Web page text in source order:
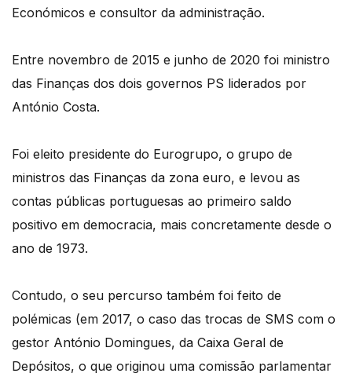
Económicos e consultor da administração.
Entre novembro de 2015 e junho de 2020 foi ministro
das Finanças dos dois governos PS liderados por
António Costa.
Foi eleito presidente do Eurogrupo, o grupo de
ministros das Finanças da zona euro, e levou as
contas públicas portuguesas ao primeiro saldo
positivo em democracia, mais concretamente desde o
ano de 1973.
Contudo, o seu percurso também foi feito de
polémicas (em 2017, o caso das trocas de SMS com o
gestor António Domingues, da Caixa Geral de
Depósitos, o que originou uma comissão parlamentar